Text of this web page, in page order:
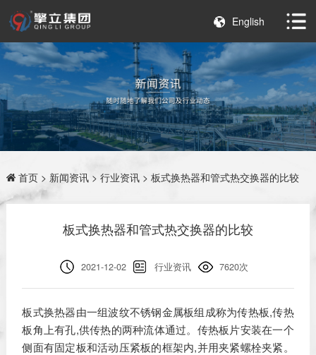
English
首页> 新闻资讯> 行业资讯> 板式换热器和管式热交换器的比较
板式换热器和管式热交换器的比较
2021-12-02 行业资讯 7620次
板式换热器由一组波纹不锈钢金属板组成称为传热板,传热
板角上有孔,供传热的两种流体通过。传热板片安装在一个
侧面有固定板和活动压紧板的框架内,并用夹紧螺栓夹紧。